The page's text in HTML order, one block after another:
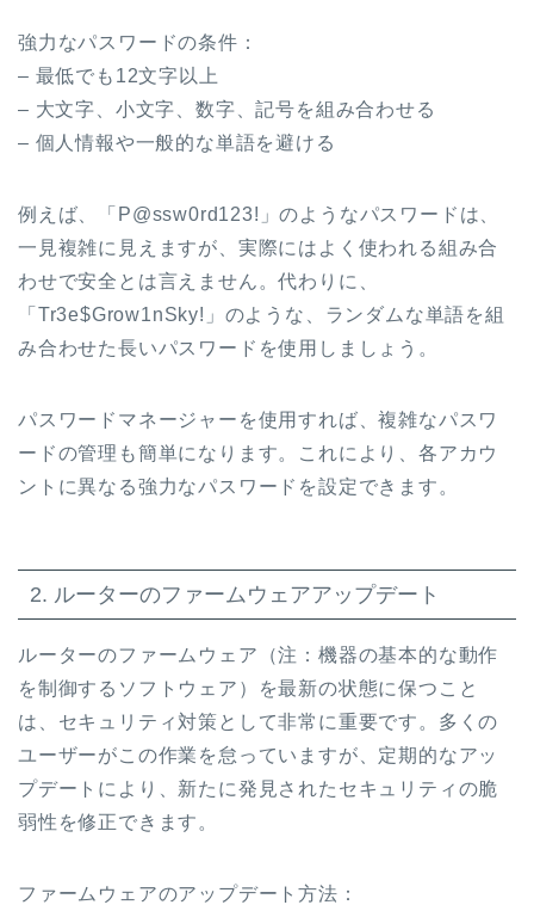
強力なパスワードの条件：
– 最低でも12文字以上
– 大文字、小文字、数字、記号を組み合わせる
– 個人情報や一般的な単語を避ける
例えば、「P@ssw0rd123!」のようなパスワードは、
一見複雑に見えますが、実際にはよく使われる組み合
わせで安全とは言えません。代わりに、
「Tr3e$Grow1nSky!」のような、ランダムな単語を組
み合わせた長いパスワードを使用しましょう。
パスワードマネージャーを使用すれば、複雑なパスワ
ードの管理も簡単になります。これにより、各アカウ
ントに異なる強力なパスワードを設定できます。
2. ルーターのファームウェアアップデート
ルーターのファームウェア（注：機器の基本的な動作
を制御するソフトウェア）を最新の状態に保つこと
は、セキュリティ対策として非常に重要です。多くの
ユーザーがこの作業を怠っていますが、定期的なアッ
プデートにより、新たに発見されたセキュリティの脆
弱性を修正できます。
ファームウェアのアップデート方法：